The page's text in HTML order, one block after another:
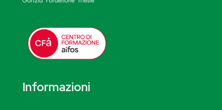
Informazioni